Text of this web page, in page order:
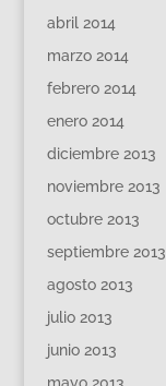
abril 2014
marzo 2014
febrero 2014
enero 2014
diciembre 2013
noviembre 2013
octubre 2013
septiembre 2013
agosto 2013
julio 2013
junio 2013